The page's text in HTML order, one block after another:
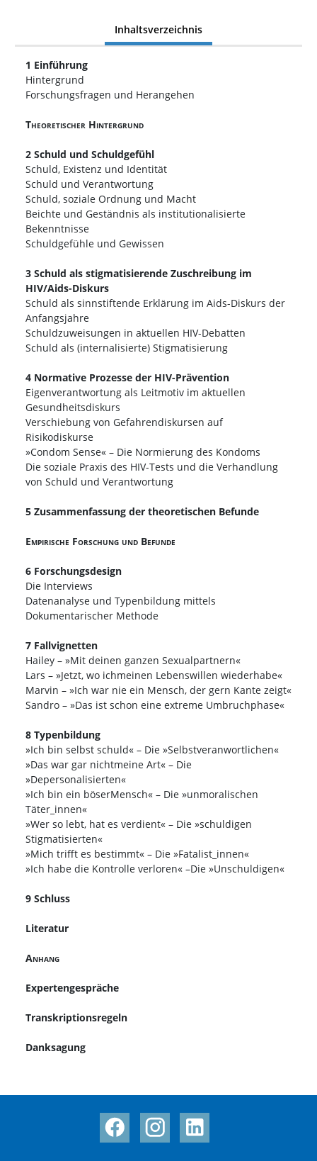
Inhaltsverzeichnis
1 Einführung
Hintergrund
Forschungsfragen und Herangehen
Theoretischer Hintergrund
2 Schuld und Schuldgefühl
Schuld, Existenz und Identität
Schuld und Verantwortung
Schuld, soziale Ordnung und Macht
Beichte und Geständnis als institutionalisierte
Bekenntnisse
Schuldgefühle und Gewissen
3 Schuld als stigmatisierende Zuschreibung im
HIV/Aids-Diskurs
Schuld als sinnstiftende Erklärung im Aids-Diskurs der
Anfangsjahre
Schuldzuweisungen in aktuellen HIV-Debatten
Schuld als (internalisierte) Stigmatisierung
4 Normative Prozesse der HIV-Prävention
Eigenverantwortung als Leitmotiv im aktuellen
Gesundheitsdiskurs
Verschiebung von Gefahrendiskursen auf
Risikodiskurse
»Condom Sense« – Die Normierung des Kondoms
Die soziale Praxis des HIV-Tests und die Verhandlung
von Schuld und Verantwortung
5 Zusammenfassung der theoretischen Befunde
Empirische Forschung und Befunde
6 Forschungsdesign
Die Interviews
Datenanalyse und Typenbildung mittels
Dokumentarischer Methode
7 Fallvignetten
Hailey – »Mit deinen ganzen Sexualpartnern«
Lars – »Jetzt, wo ichmeinen Lebenswillen wiederhabe«
Marvin – »Ich war nie ein Mensch, der gern Kante zeigt«
Sandro – »Das ist schon eine extreme Umbruchphase«
8 Typenbildung
»Ich bin selbst schuld« – Die »Selbstveranwortlichen«
»Das war gar nichtmeine Art« – Die
»Depersonalisierten«
»Ich bin ein böserMensch« – Die »unmoralischen
Täter_innen«
»Wer so lebt, hat es verdient« – Die »schuldigen
Stigmatisierten«
»Mich trifft es bestimmt« – Die »Fatalist_innen«
»Ich habe die Kontrolle verloren« –Die »Unschuldigen«
9 Schluss
Literatur
Anhang
Expertengespräche
Transkriptionsregeln
Danksagung